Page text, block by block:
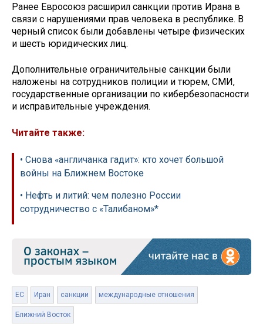
Ранее Евросоюз расширил санкции против Ирана в
связи с нарушениями прав человека в республике. В
черный список были добавлены четыре физических
и шесть юридических лиц.
Дополнительные ограничительные санкции были
наложены на сотрудников полиции и тюрем, СМИ,
государственные организации по кибербезопасности
и исправительные учреждения.
Читайте также:
• Снова «англичанка гадит»: кто хочет большой
войны на Ближнем Востоке
• Нефть и литий: чем полезно России
сотрудничество с «Талибаном»*
ЕС Иран санкции международные отношения
Ближний Восток